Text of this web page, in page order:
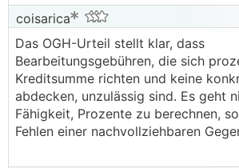
coisarica
Das OGH-Urteil stellt klar, dass
Bearbeitungsgebühren, die sich
Kreditsumme richten und keine
abdecken, unzulässig sind. Es geht
Fähigkeit, Prozente zu berechnen,
Fehlen einer nachvollziehbaren